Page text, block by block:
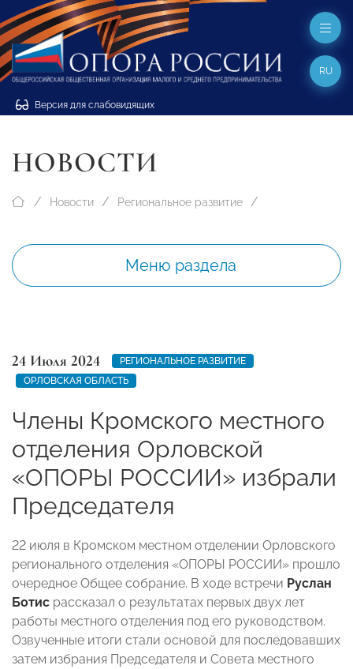
Версия для слабовидящих
RU
НОВОСТИ
Новости Региональное развитие
Меню раздела
24 Июля 2024
РЕГИОНАЛЬНОЕ РАЗВИТИЕ
ОРЛОВСКАЯ ОБЛАСТЬ
Члены Кромского местного
отделения Орловской
«ОПОРЫ РОССИИ» избрали
Председателя
22 июля в Кромском местном отделении Орловского
регионального отделения «ОПОРЫ РОССИИ» прошло
очередное Общее собрание. В ходе встречи Руслан
Ботис рассказал о результатах первых двух лет
работы местного отделения под его руководством.
Озвученные итоги стали основой для последовавших
затем избрания Председателя и Совета местного